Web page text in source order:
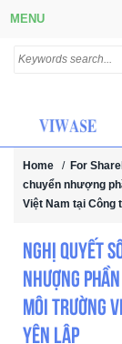
MENU
Home / For
chuyển nhượng
Việt Nam tại Công
Nghị quyết
nhượng
Môi trường
Yên Lập